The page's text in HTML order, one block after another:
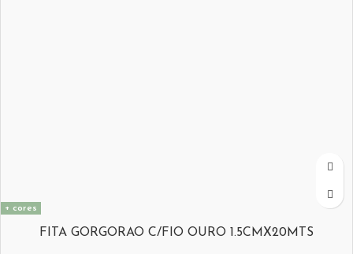
+ cores
FITA GORGORAO C/FIO OURO 1.5CMX20MTS